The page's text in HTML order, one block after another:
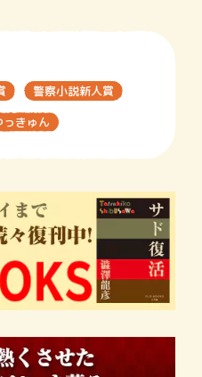
警察小説新人賞
っきゅん